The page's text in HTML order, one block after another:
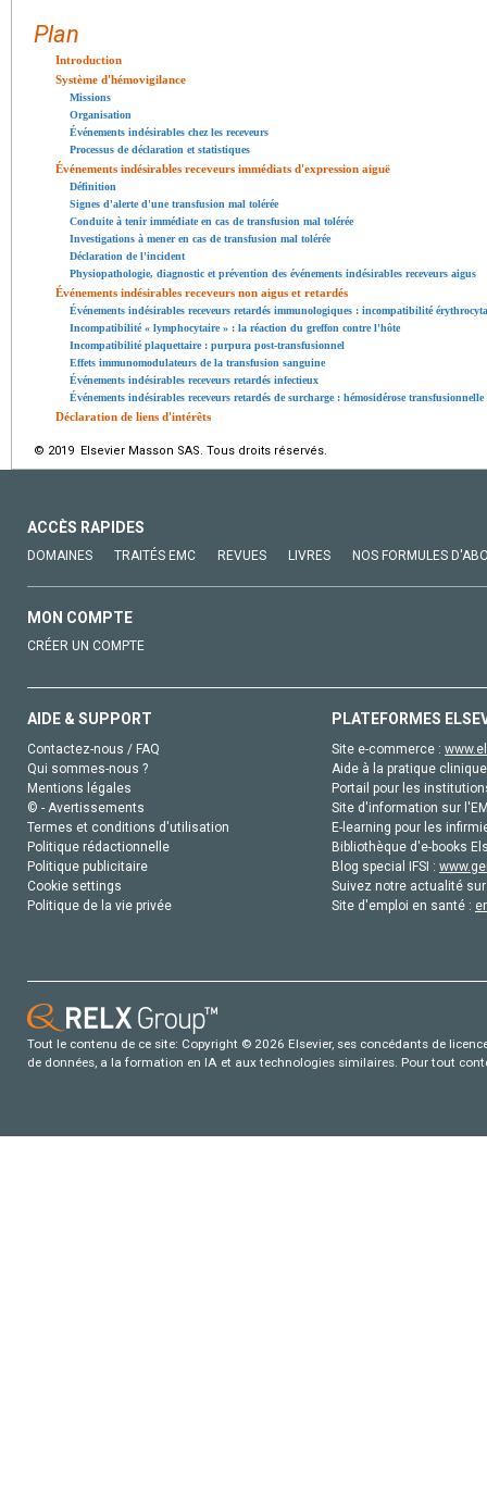
Plan
Introduction
Système d'hémovigilance
Missions
Organisation
Événements indésirables chez les receveurs
Processus de déclaration et statistiques
Événements indésirables receveurs immédiats d'expression aiguë
Définition
Signes d'alerte d'une transfusion mal tolérée
Conduite à tenir immédiate en cas de transfusion mal tolérée
Investigations à mener en cas de transfusion mal tolérée
Déclaration de l'incident
Physiopathologie, diagnostic et prévention des événements indésirables receveurs aigus
Événements indésirables receveurs non aigus et retardés
Événements indésirables receveurs retardés immunologiques : incompatibilité
Incompatibilité « lymphocytaire » : la réaction du greffon contre l'hôte
Incompatibilité plaquettaire : purpura post-transfusionnel
Effets immunomodulateurs de la transfusion sanguine
Événements indésirables receveurs retardés infectieux
Événements indésirables receveurs retardés de surcharge : hémosidérose transfusionnelle
Déclaration de liens d'intérêts
© 2019 Elsevier Masson SAS. Tous droits réservés.
ACCÈS RAPIDES
DOMAINES TRAITÉS EMC REVUES LIVRES NOS FORMULES
MON COMPTE
CRÉER UN COMPTE
AIDE & SUPPORT
Contactez-nous / FAQ
Qui sommes-nous ?
Mentions légales
© - Avertissements
Termes et conditions d'utilisation
Politique rédactionnelle
Politique publicitaire
Cookie settings
Politique de la vie privée
PLATEFORMES
Site e-commerce :
Aide à la pratique
Portail pour les
Site d'information sur
E-learning pour les
Bibliothèque d'e-books
Blog special IFSI :
Suivez notre actualité
Site d'emploi en santé :
Tout le contenu de ce site: Copyright © 2026 Elsevier, ses concédants de
de données, a la formation en IA et aux technologies similaires. Pour tout